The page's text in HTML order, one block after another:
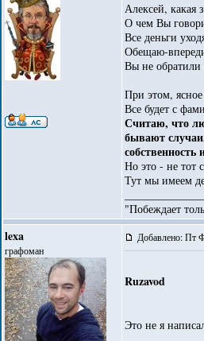
Алексей, какая
О чем Вы
Все деньги
Обещаю-
Вы не обратили
При этом,
Все будет с
Считаю, что
бывают
Но это - не тот
Тут мы имеем
"Побеждает
lexa
графоман
Добавлено: Пт
Ruzavod
Это не я